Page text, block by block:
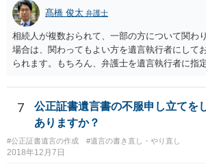
髙橋 俊太 弁護士
相続人が複数おられて、一部の方について関わ
場合は、関わってもよい方を遺言執行者にして
られます。もちろん、弁護士を遺言執行者に指
方に再委任の権限を付与しておくという方法も
士に直接ご相談されることをお勧めいたします。
7
公正証書遺言書の不服申し立てを
ありますか？
#公正証書遺言の作成 #遺言の書き直し・やり直し
2018年12月7日